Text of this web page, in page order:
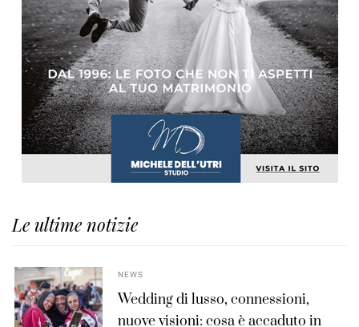
Le ultime notizie
NEWS
Wedding di lusso, connessioni,
nuove visioni: cosa è accaduto in